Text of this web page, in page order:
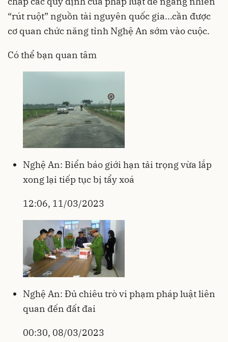
“rút ruột” nguồn tài nguyên quốc gia...cần được
cơ quan chức năng tỉnh Nghệ An sớm vào cuộc.
Có thể bạn quan tâm
Nghệ An: Biển báo giới hạn tải trọng vừa lắp
xong lại tiếp tục bị tẩy xoá
12:06, 11/03/2023
Nghệ An: Đủ chiêu trò vi phạm pháp luật liên
quan đến đất đai
00:30, 08/03/2023